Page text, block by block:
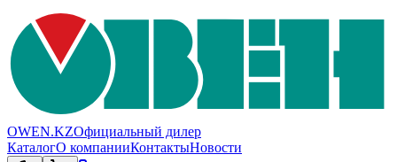
OWEN.KZОфициальный дилер
КаталогО компанииКонтактыНовости